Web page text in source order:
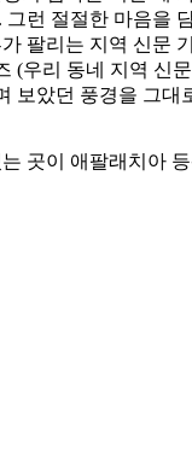
런 절절한 마음을
팔리는 지역 신문
(우리 동네 지역 신
보았던 풍경을 그대
곳이 애팔래치아